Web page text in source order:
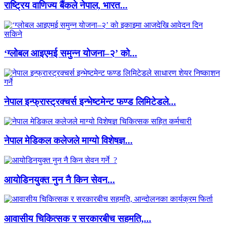
राष्ट्रिय वाणिज्य बैंकले नेपाल, भारत...
‘ग्लोबल आइएमई समुन्न योजना–२’ को...
नेपाल इन्फ्रास्ट्रक्चर्स इन्भेष्टमेन्ट फण्ड लिमिटेडले...
नेपाल मेडिकल कलेजले माग्यो विशेषज्ञ...
आयोडिनयुक्त नुन नै किन सेवन...
आवासीय चिकित्सक र सरकारबीच सहमति,...